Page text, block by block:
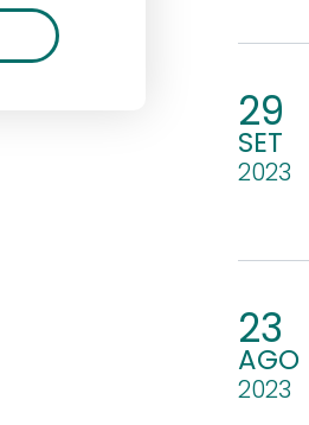
29
SET
2023
23
AGO
2023